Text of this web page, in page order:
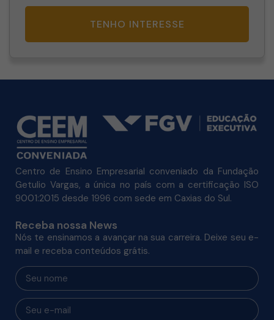
TENHO INTERESSE
Centro de Ensino Empresarial conveniado da Fundação
Getulio Vargas, a única no país com a certificação ISO
9001:2015 desde 1996 com sede em Caxias do Sul.
Receba nossa News
Nós te ensinamos a avançar na sua carreira. Deixe seu e-
mail e receba conteúdos grátis.